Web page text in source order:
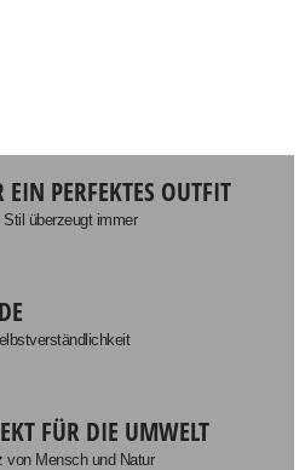
EIN PERFEKTES OUTFIT
Stil überzeugt immer
FÜR DIE UMWELT
von Mensch und Natur